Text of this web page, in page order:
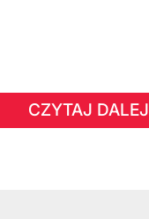
CZYTAJ DALEJ